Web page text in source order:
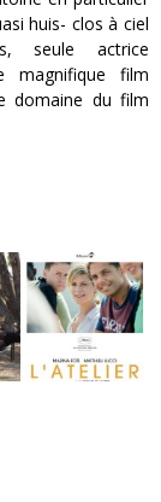
huis- clos à ciel
seule actrice
magnifique film
domaine du film